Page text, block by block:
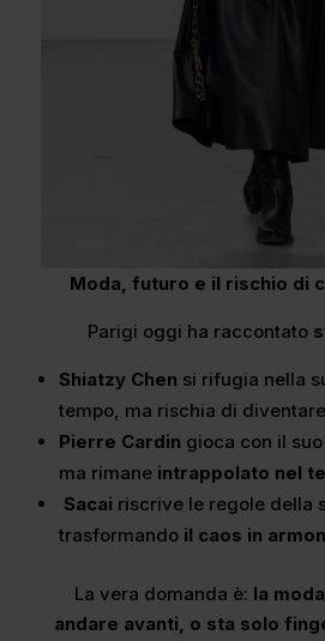
Moda, futuro e il rischio di
Parigi oggi ha raccontato
Shiatzy Chen si rifugia nella
tempo, ma rischia di diventare
Pierre Cardin gioca con il
ma rimane intrappolato nel
Sacai riscrive le regole della
trasformando il caos in
La vera domanda è: la
andare avanti, o sta solo